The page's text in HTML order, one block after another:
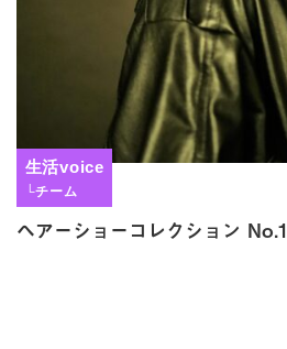
生活voice
└チーム
ヘアーショーコレクション No.1